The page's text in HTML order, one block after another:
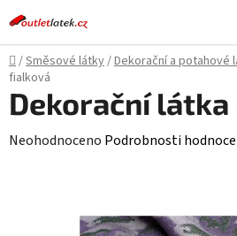
na
obsah
Domů
/Směsové látky/Dekorační a potahové
fialková
Dekorační
Průměrné
Neohodnoceno Podrobnosti